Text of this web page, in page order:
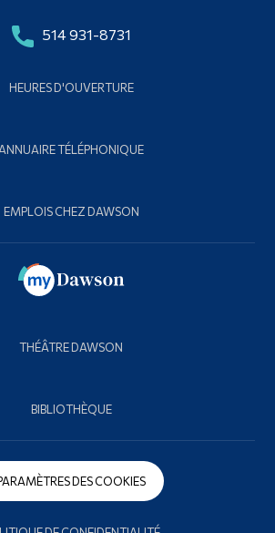
514 931-8731
HEURES D'OUVERTURE
TÉLÉPHONIQUE
EMPLOIS CHEZ DAWSON
THÉÂTRE DAWSON
BIBLIOTHÈQUE
DES COOKIES